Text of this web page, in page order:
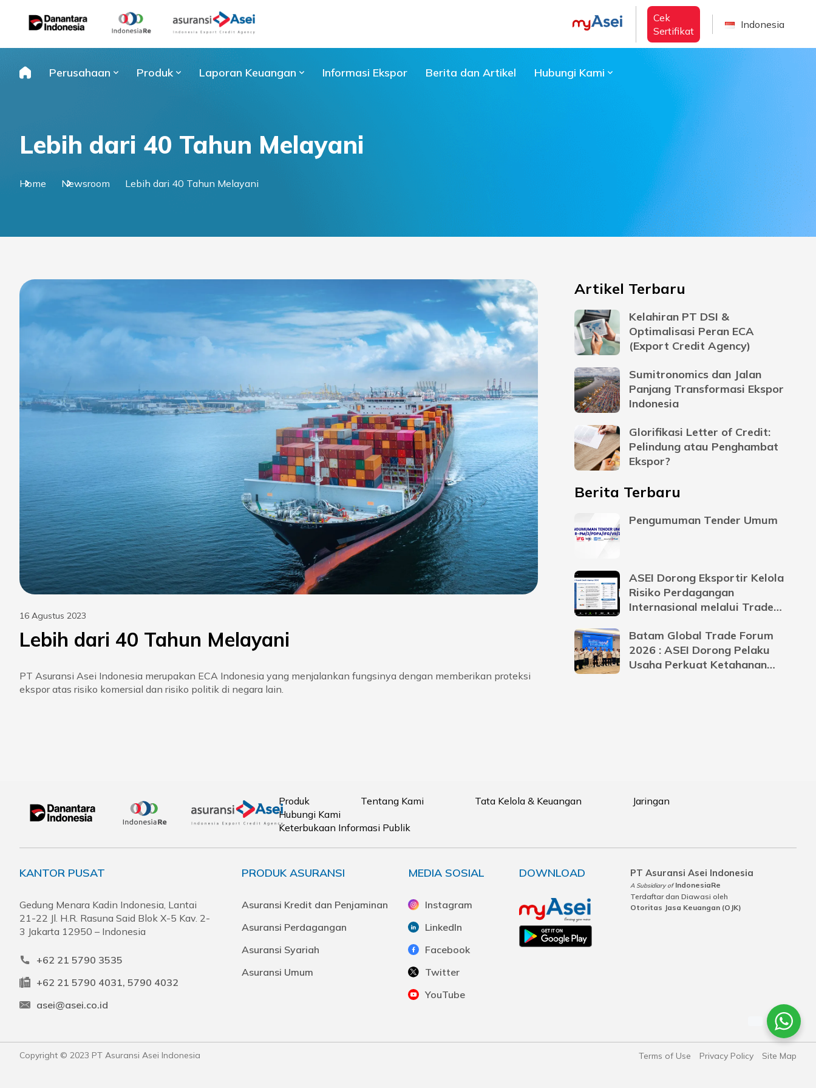
content
Cek
Sertifikat
Indonesia
Perusahaan Produk Laporan Keuangan Informasi Ekspor Berita dan Artikel Hubungi Kami
Lebih dari 40 Tahun Melayani
Home Newsroom Lebih dari 40 Tahun Melayani
16 Agustus 2023
Lebih dari 40 Tahun Melayani
PT Asuransi Asei Indonesia merupakan ECA Indonesia yang menjalankan fungsinya dengan memberikan proteksi
ekspor atas risiko komersial dan risiko politik di negara lain.
Artikel Terbaru
Kelahiran PT DSI &
Optimalisasi Peran ECA
(Export Credit Agency)
Sumitronomics dan Jalan
Panjang Transformasi Ekspor
Indonesia
Glorifikasi Letter of Credit:
Pelindung atau Penghambat
Ekspor?
Berita Terbaru
Pengumuman Tender Umum
ASEI Dorong Eksportir Kelola
Risiko Perdagangan
Internasional melalui Trade
Batam Global Trade Forum
2026 : ASEI Dorong Pelaku
Usaha Perkuat Ketahanan
Produk Tentang Kami Tata Kelola & Keuangan
Jaringan
Hubungi Kami
Keterbukaan Informasi Publik
KANTOR PUSAT
Gedung Menara Kadin Indonesia, Lantai
21-22 Jl. H.R. Rasuna Said Blok X-5 Kav. 2-
3 Jakarta 12950 – Indonesia
+62 21 5790 3535
+62 21 5790 4031, 5790 4032
asei@asei.co.id
PRODUK ASURANSI
Asuransi Kredit dan Penjaminan
Asuransi Perdagangan
Asuransi Syariah
Asuransi Umum
MEDIA SOSIAL
Instagram
LinkedIn
Facebook
Twitter
YouTube
DOWNLOAD PT Asuransi Asei Indonesia
A Subsidiary of IndonesiaRe
Terdaftar dan Diawasi oleh
Otoritas Jasa Keuangan (OJK)
Copyright © 2023 PT Asuransi Asei Indonesia Terms of Use Privacy Policy Site Map